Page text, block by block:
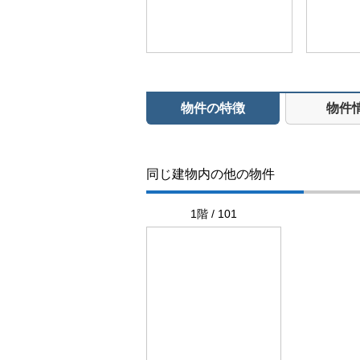
物件の特徴 物件
同じ建物内の他の物件
1階 / 101